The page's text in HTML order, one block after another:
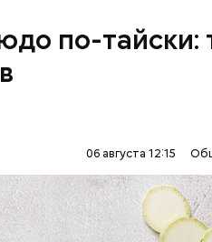
по-тайски:
06 августа 12:15